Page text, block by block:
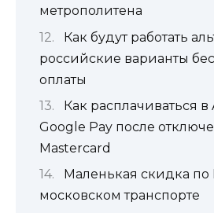
метрополитена
Как будут работать
российские варианты
оплаты
Как расплачиваться в
Google Pay после
Mastercard
Маленькая скидка
московском транспорте